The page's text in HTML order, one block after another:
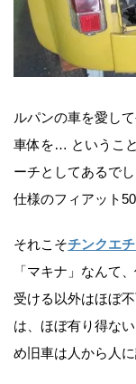
ルパンの車を愛し
車体を… というこ
ーチとしてあるで
仕様のフィアット
それこそチンクエ
「マキナ」なんて
受ける以外はほぼ
は、ほぼ有り得な
め旧車は人から人